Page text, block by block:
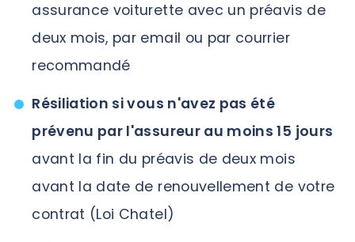
assurance voiturette avec un préavis de
deux mois, par email ou par courrier
recommandé
Résiliation si vous n'avez pas été
prévenu par l'assureur au moins 15 jours
avant la fin du préavis de deux mois
avant la date de renouvellement de votre
contrat (Loi Chatel)